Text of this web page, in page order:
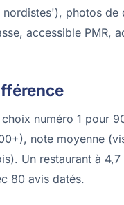
photos
accessible PMR,
numéro 1 pour
note moyenne
Un restaurant à
80 avis datés.